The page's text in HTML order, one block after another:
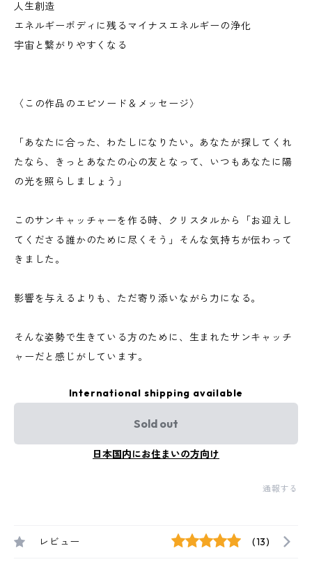
人生創造
エネルギーボディに残るマイナスエネルギーの浄化
宇宙と繋がりやすくなる
〈この作品のエピソード＆メッセージ〉
「あなたに合った、わたしになりたい。あなたが探してくれ
たなら、きっとあなたの心の友となって、いつもあなたに陽
の光を照らしましょう」
このサンキャッチャーを作る時、クリスタルから「お迎えし
てくださる誰かのために尽くそう」そんな気持ちが伝わって
きました。
影響を与えるよりも、ただ寄り添いながら力になる。
そんな姿勢で生きている方のために、生まれたサンキャッチ
ャーだと感じがしています。
International shipping available
Sold out
日本国内にお住まいの方向け
通報する
レビュー (13)